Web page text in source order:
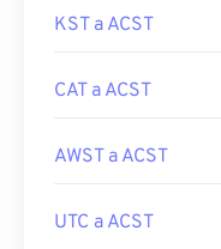
KST a ACST
CAT a ACST
AWST a ACST
UTC a ACST